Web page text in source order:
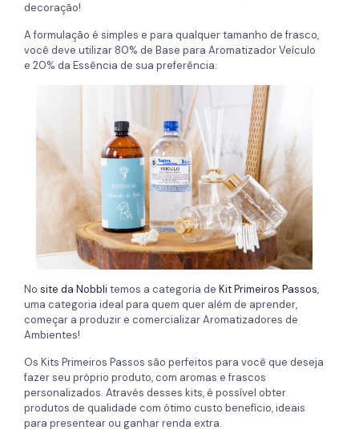
decoração!
A formulação é simples e para qualquer tamanho de frasco,
você deve utilizar 80% de Base para Aromatizador Veículo
e 20% da Essência de sua preferência.
No site da Nobbli temos a categoria de Kit Primeiros Passos,
uma categoria ideal para quem quer além de aprender,
começar a produzir e comercializar Aromatizadores de
Ambientes!
Os Kits Primeiros Passos são perfeitos para você que deseja
fazer seu próprio produto, com aromas e frascos
personalizados. Através desses kits, é possível obter
produtos de qualidade com ótimo custo benefício, ideais
para presentear ou ganhar renda extra.